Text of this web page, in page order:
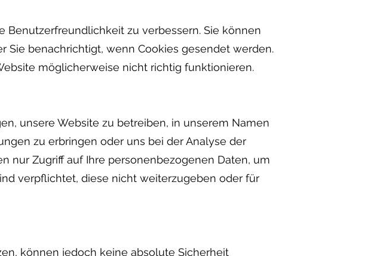
Benutzerfreundlichkeit zu verbessern. Sie können
Sie benachrichtigt, wenn Cookies gesendet werden.
möglicherweise nicht richtig funktionieren.
unsere Website zu betreiben, in unserem Namen
zu erbringen oder uns bei der Analyse der
nur Zugriff auf Ihre personenbezogenen Daten, um
verpflichtet, diese nicht weiterzugeben oder für
können jedoch keine absolute Sicherheit